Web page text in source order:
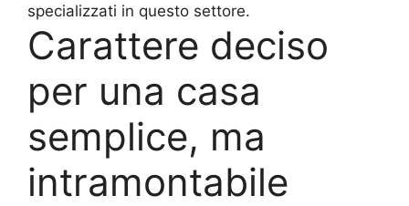
specializzati in questo settore.
Carattere deciso
per una casa
semplice, ma
intramontabile